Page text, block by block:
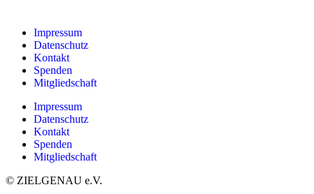
Impressum
Datenschutz
Kontakt
Spenden
Mitgliedschaft
Impressum
Datenschutz
Kontakt
Spenden
Mitgliedschaft
© ZIELGENAU e.V.